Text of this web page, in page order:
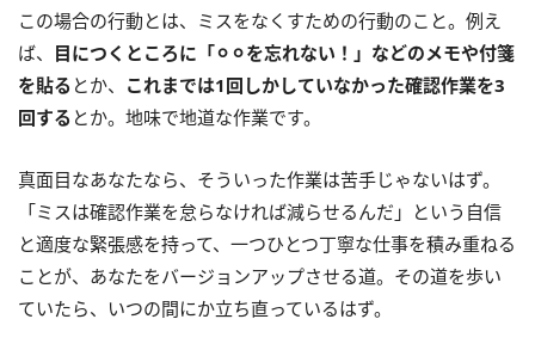
この場合の行動とは、ミスをなくすための行動のこと。例え
ば、 目につくところに「⚪︎⚪︎を忘れない！」などのメモや付箋
を貼る とか、 これまでは1回しかしていなかった確認作業を3
回する とか。地味で地道な作業です。
真面目なあなたなら、そういった作業は苦手じゃないはず。
「ミスは確認作業を怠らなければ減らせるんだ」という自信
と適度な緊張感を持って、一つひとつ丁寧な仕事を積み重ねる
ことが、あなたをバージョンアップさせる道。その道を歩い
ていたら、いつの間にか立ち直っているはず。